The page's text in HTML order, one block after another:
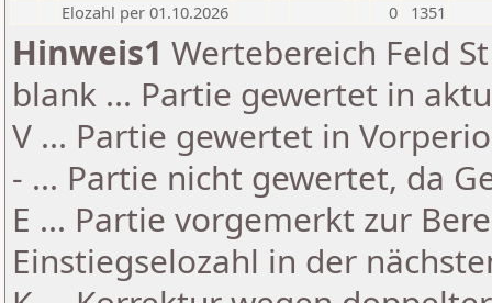
Elozahl per 01.10.2026
0 1351
Hinweis1 Wertebereich Feld
blank ... Partie gewertet in
V ... Partie gewertet in
- ... Partie nicht gewertet, da
E ... Partie vorgemerkt zur
Einstiegselozahl in der